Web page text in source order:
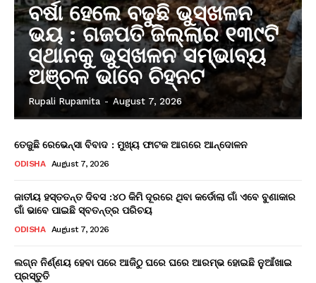
ବର୍ଷା ହେଲେ ବଢୁଛି ଭୁସ୍ଖଳନ
ଭୟ : ଗଜପତି ଜିଲ୍ଲାର ୧୩୯ଟି
ସ୍ଥାନକୁ ଭୁସ୍ଖଳନ ସମ୍ଭାବ୍ୟ
ଅଞ୍ଚଳ ଭାବେ ଚିହ୍ନଟ
Rupali Rupamita - August 7, 2026
ତେଜୁଛି ରେଭେନ୍ସା ବିବାଦ : ମୁଖ୍ୟ ଫାଟକ ଆଗରେ ଆନ୍ଦୋଳନ
ODISHA August 7, 2026
ଜାତୀୟ ହସ୍ତତନ୍ତ ଦିବସ :୪୦ କିମି ଦୂରରେ ଥିବା କର୍ଡୋଲା ଗାଁ ଏବେ ବୁଣାକାର
ଗାଁ ଭାବେ ପାଇଛି ସ୍ବତନ୍ତ୍ର ପରିଚୟ
ODISHA August 7, 2026
ଲଗ୍ନ ନିର୍ଣ୍ଣୟ ହେବା ପରେ ଆଜିଠୁ ଘରେ ଘରେ ଆରମ୍ଭ ହୋଇଛି ନୁଆଁଖାଇ
ପ୍ରସ୍ତୁତି